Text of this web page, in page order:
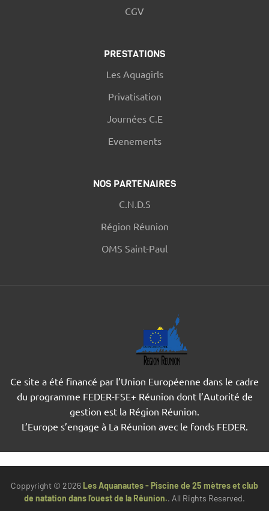
CGV
PRESTATIONS
Les Aquagirls
Privatisation
Journées C.E
Evenements
NOS PARTENAIRES
C.N.D.S
Région Réunion
OMS Saint-Paul
Ce site a été financé par l’Union Européenne dans le cadre
du programme FEDER-FSE+ Réunion dont l’Autorité de
gestion est la Région Réunion.
L’Europe s’engage à La Réunion avec le fonds FEDER.
Coppyright © 2026 Les Aquanautes - Piscine de 25 mètres et club
de natation dans l'ouest de la Réunion.. All Rights Reserved.